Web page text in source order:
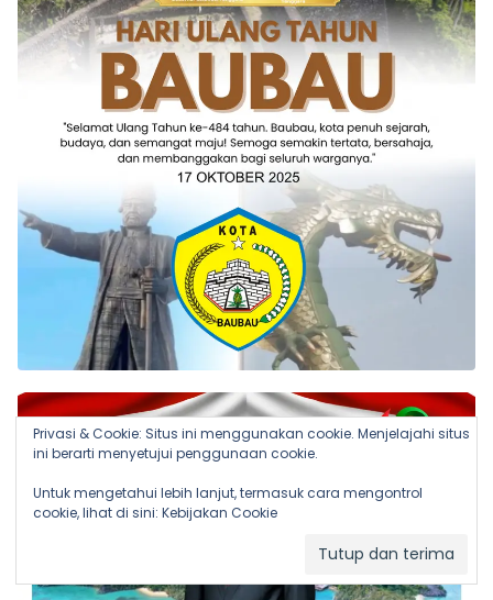
Privasi & Cookie: Situs ini menggunakan cookie. Menjelajahi situs
ini berarti menyetujui penggunaan cookie.
Untuk mengetahui lebih lanjut, termasuk cara mengontrol
cookie, lihat di sini: Kebijakan Cookie